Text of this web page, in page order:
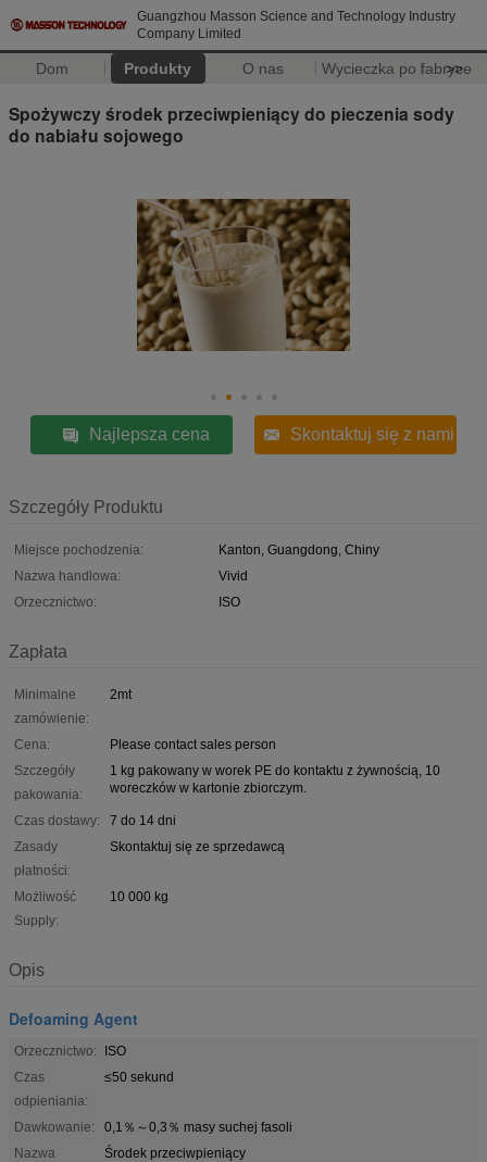
Guangzhou Masson Science and Technology Industry
Company Limited
Dom Produkty O nas Wycieczka po fabryce
>>
Spożywczy środek przeciwpieniący do pieczenia sody
do nabiału sojowego
Najlepsza cena Skontaktuj się z nami
Szczegóły Produktu
Miejsce pochodzenia:
Kanton, Guangdong, Chiny
Nazwa handlowa:
Vivid
Orzecznictwo:
ISO
Zapłata
Minimalne
zamówienie:
2mt
Cena:
Please contact sales person
Szczegóły
pakowania:
1 kg pakowany w worek PE do kontaktu z żywnością, 10
woreczków w kartonie zbiorczym.
Czas dostawy:
7 do 14 dni
Zasady
płatności:
Skontaktuj się ze sprzedawcą
Możliwość
Supply:
10 000 kg
Opis
Defoaming Agent
Orzecznictwo:
ISO
Czas
odpieniania:
≤50 sekund
Dawkowanie:
0,1％～0,3％ masy suchej fasoli
Nazwa
Środek przeciwpieniący